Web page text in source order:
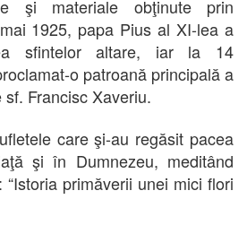
şi materiale obţinute prin
1925, papa Pius al XI-lea a
sfintelor altare, iar la 14
o patroană principală a
Francisc Xaveriu.
care şi-au regăsit pacea
şi în Dumnezeu, meditând
primăverii unei mici flori